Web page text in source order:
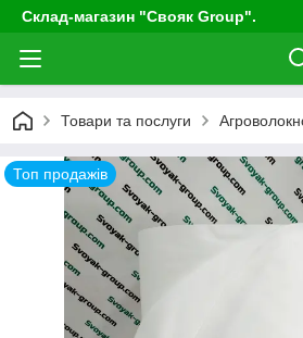
Склад-магазин "Свояк Group".
Товари та послуги
Топ продажів